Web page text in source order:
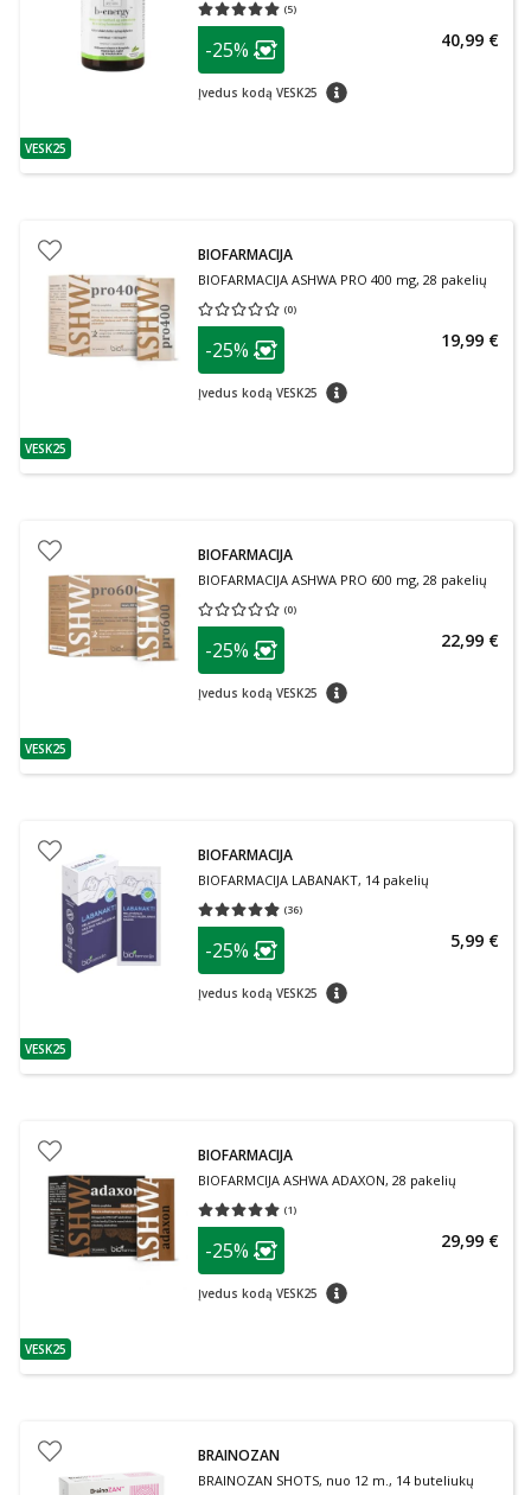
patarimas
VESK25
(5)
Vidutinis įvertinimas 5.00
patarimas
Lojalumo klubo narių nuolaida
-25%
Įvedus kodą VESK25 patarimas
40,99 €
patarimas
VESK25
BIOFARMACIJA
BIOFARMACIJA ASHWA PRO 400 mg, 28 pakelių
(0)
Vidutinis įvertinimas 0.00
patarimas
Lojalumo klubo narių nuolaida
-25%
Įvedus kodą VESK25 patarimas
19,99 €
patarimas
VESK25
BIOFARMACIJA
BIOFARMACIJA ASHWA PRO 600 mg, 28 pakelių
(0)
Vidutinis įvertinimas 0.00
patarimas
Lojalumo klubo narių nuolaida
-25%
Įvedus kodą VESK25 patarimas
22,99 €
patarimas
VESK25
BIOFARMACIJA
BIOFARMACIJA LABANAKT, 14 pakelių
(36)
Vidutinis įvertinimas 4.81
patarimas
Lojalumo klubo narių nuolaida
-25%
Įvedus kodą VESK25 patarimas
5,99 €
patarimas
VESK25
BIOFARMACIJA
BIOFARMCIJA ASHWA ADAXON, 28 pakelių
(1)
Vidutinis įvertinimas 5.00
patarimas
Lojalumo klubo narių nuolaida
-25%
Įvedus kodą VESK25 patarimas
29,99 €
BRAINOZAN
BRAINOZAN SHOTS, nuo 12 m., 14 buteliukų